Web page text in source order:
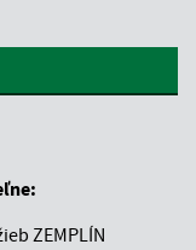
ZEMPLÍN